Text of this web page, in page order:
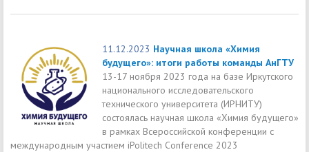
11.12.2023 Научная школа «Химия
будущего»: итоги работы команды АнГТУ
13-17 ноября 2023 года на базе Иркутского
национального исследовательского
технического университета (ИРНИТУ)
состоялась научная школа «Химия будущего»
в рамках Всероссийской конференции с
международным участием iPolitech Conference 2023